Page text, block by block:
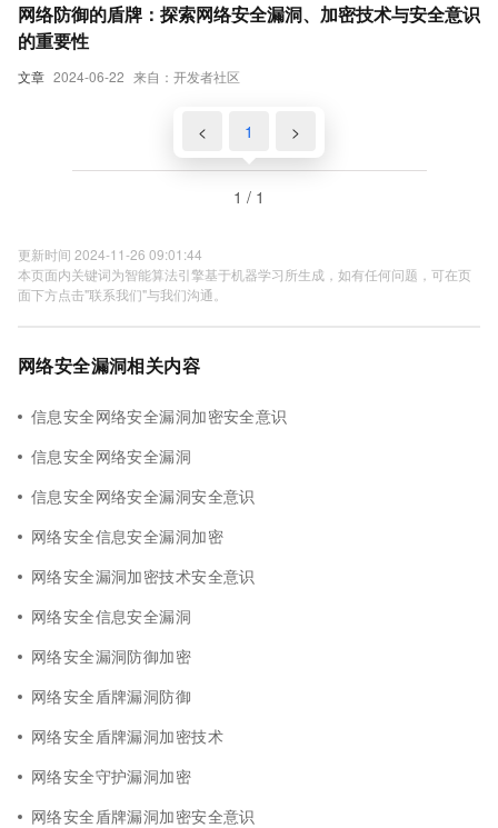
文章 2024-06-22 来自：开发者社区
网络防御的盾牌：探索网络安全漏洞、加密技术与安全意识
的重要性
< 1 >
1 / 1
更新时间 2024-11-26 09:01:44
本页面内关键词为智能算法引擎基于机器学习所生成，如有任何问题，可在页
面下方点击"联系我们"与我们沟通。
网络安全漏洞相关内容
信息安全网络安全漏洞加密安全意识
信息安全网络安全漏洞
信息安全网络安全漏洞安全意识
网络安全信息安全漏洞加密
网络安全漏洞加密技术安全意识
网络安全信息安全漏洞
网络安全漏洞防御加密
网络安全盾牌漏洞防御
网络安全盾牌漏洞加密技术
网络安全守护漏洞加密
网络安全盾牌漏洞加密安全意识